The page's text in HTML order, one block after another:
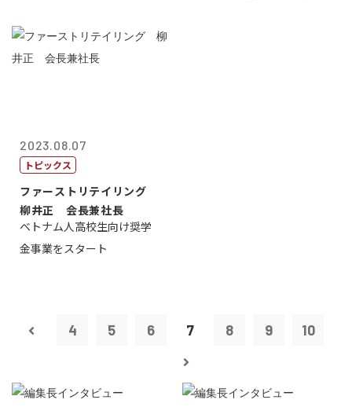
2023.08.07
トピックス
ファーストリテイリング
柳井正 会長兼社長
ベトナム人高校生向け奨学
金事業をスタート
4 5 6 7 8 9 10